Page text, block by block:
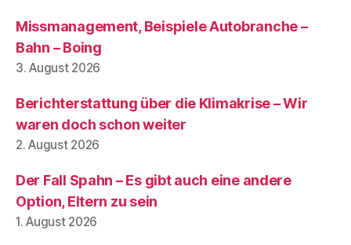
Missmanagement, Beispiele Autobranche –
Bahn – Boing
3. August 2026
Berichterstattung über die Klimakrise – Wir
waren doch schon weiter
2. August 2026
Der Fall Spahn – Es gibt auch eine andere
Option, Eltern zu sein
1. August 2026